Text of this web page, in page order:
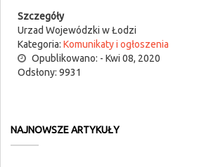
Szczegóły
Urzad Wojewódzki w Łodzi
Kategoria: Komunikaty i ogłoszenia
Opublikowano: - Kwi 08, 2020
Odsłony: 9931
NAJNOWSZE ARTYKUŁY